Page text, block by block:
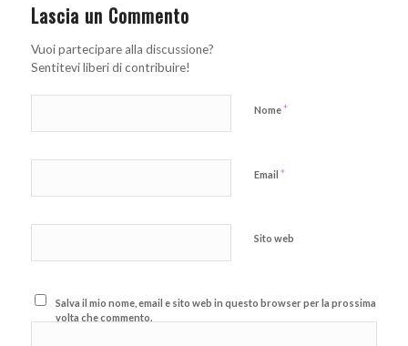
Lascia un Commento
Vuoi partecipare alla discussione?
Sentitevi liberi di contribuire!
Nome*
Email *
Sito web
Salva il mio nome, email e sito web in questo browser per la prossima
volta che commento.